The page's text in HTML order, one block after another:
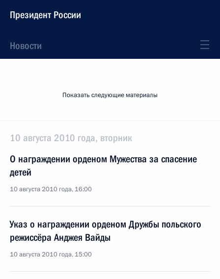
Президент России
Новости
Показать следующие материалы
10 августа 2010 года, вторник
О награждении орденом Мужества за спасение
детей
10 августа 2010 года, 16:00
Указ о награждении орденом Дружбы польского
режиссёра Анджея Вайды
10 августа 2010 года, 15:00